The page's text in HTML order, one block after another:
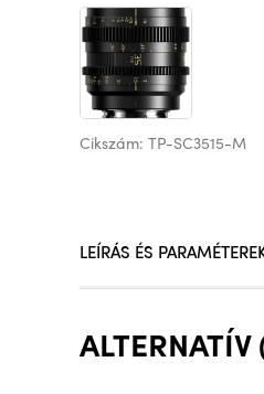
Cikszám: TP-SC3515-M
LEÍRÁS ÉS
ALTERNATÍV